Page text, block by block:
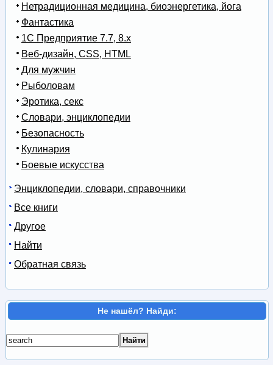
Нетрадиционная медицина, биоэнергетика, йога
Фантастика
1С Предприятие 7.7, 8.x
Веб-дизайн, CSS, HTML
Для мужчин
Рыболовам
Эротика, секс
Словари, энциклопедии
Безопасность
Кулинария
Боевые искусства
Энциклопедии, словари, справочники
Все книги
Другое
Найти
Обратная связь
Не нашёл? Найди: